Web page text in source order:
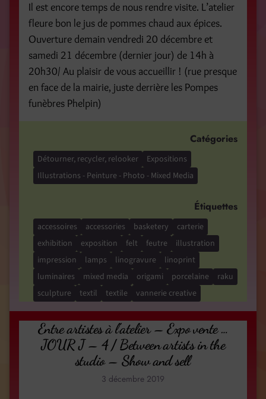
Il est encore temps de nous rendre visite. L’atelier
fleure bon le jus de pommes chaud aux épices.
Ouverture demain vendredi 20 décembre et
samedi 21 décembre (dernier jour) de 14h à
20h30/ Au plaisir de vous accueillir ! (rue presque
en face de la mairie, juste derrière les Pompes
funèbres Phelpin)
Catégories
Détourner, recycler, relooker
Expositions
Illustrations - Peinture - Photo - Mixed Media
Étiquettes
accessoires accessories basketery
carterie
exhibition
exposition felt feutre
illustration
impression
lamps linogravure
linoprint
luminaires
mixed media origami porcelaine
raku
sculpture
textil textile vannerie creative
Entre artistes à l’atelier – Expo vente …
JOUR J – 4 / Between artists in the
studio – Show and sell
3 décembre 2019